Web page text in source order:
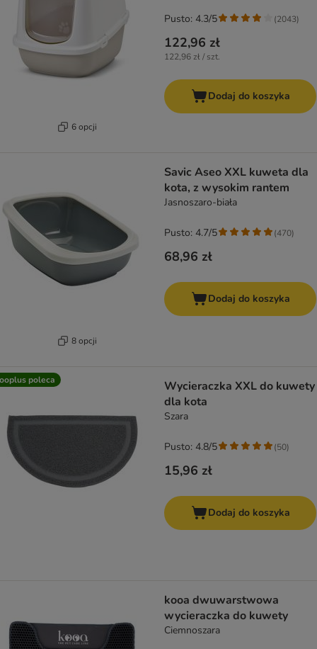
6 opcji
122,96 zł
122,96 zł / szt.
Pusto: 4.3/5 (2043)
Dodaj do koszyka
8 opcji
Savic Aseo XXL kuweta dla
kota, z wysokim rantem
Jasnoszaro-biała
68,96 zł
Pusto: 4.7/5 (470)
Dodaj do koszyka
poleca
Wycieraczka XXL do kuwety
dla kota
Szara
15,96 zł
Pusto: 4.8/5 (50)
Dodaj do koszyka
kooa dwuwarstwowa
wycieraczka do kuwety
Ciemnoszara